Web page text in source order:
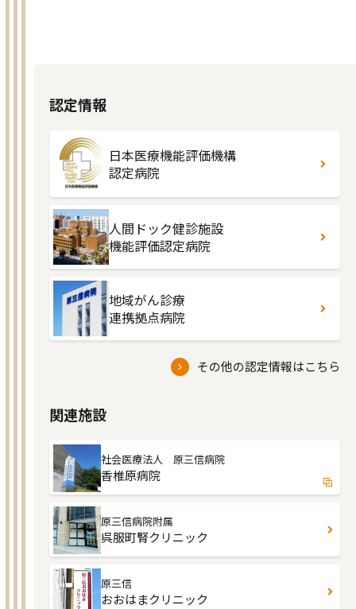
認定情報
日本医療機能評価機構
認定病院
人間ドック健診施設
機能評価認定病院
地域がん診療
連携拠点病院
その他の認定情報はこちら
関連施設
社会医療法人 原三信病院
香椎原病院
原三信病院附属
呉服町腎クリニック
原三信
おおはまクリニック